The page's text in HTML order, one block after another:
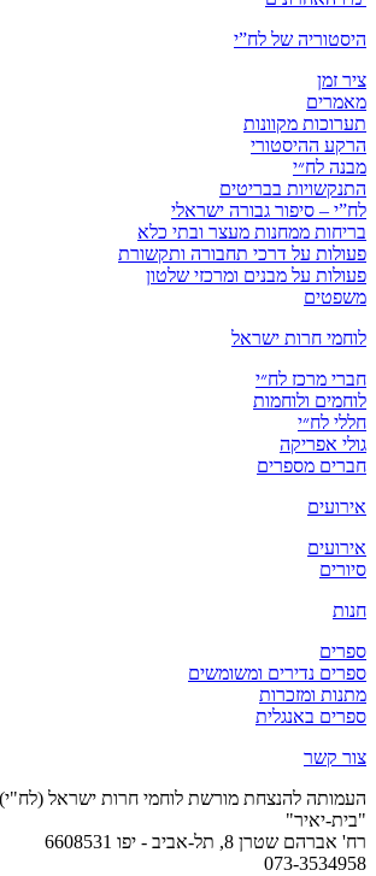
היסטוריה של לח”י
ציר זמן
מאמרים
תערוכות מקוונות
הרקע ההיסטורי
מבנה לח״י
התנקשויות בבריטים
לח”י – סיפור גבורה ישראלי
בריחות ממחנות מעצר ובתי כלא
פעולות על דרכי תחבורה ותקשורת
פעולות על מבנים ומרכזי שלטון
משפטים
לוחמי חרות ישראל
חברי מרכז לח״י
לוחמים ולוחמות
חללי לח״י
גולי אפריקה
חברים מספרים
אירועים
אירועים
סיורים
חנות
ספרים
ספרים נדירים ומשומשים
מתנות ומזכרות
ספרים באנגלית
צור קשר
העמותה להנצחת מורשת לוחמי חרות ישראל (לח"י)
"בית-יאיר"
רח' אברהם שטרן 8, תל-אביב - יפו 6608531
073-3534958